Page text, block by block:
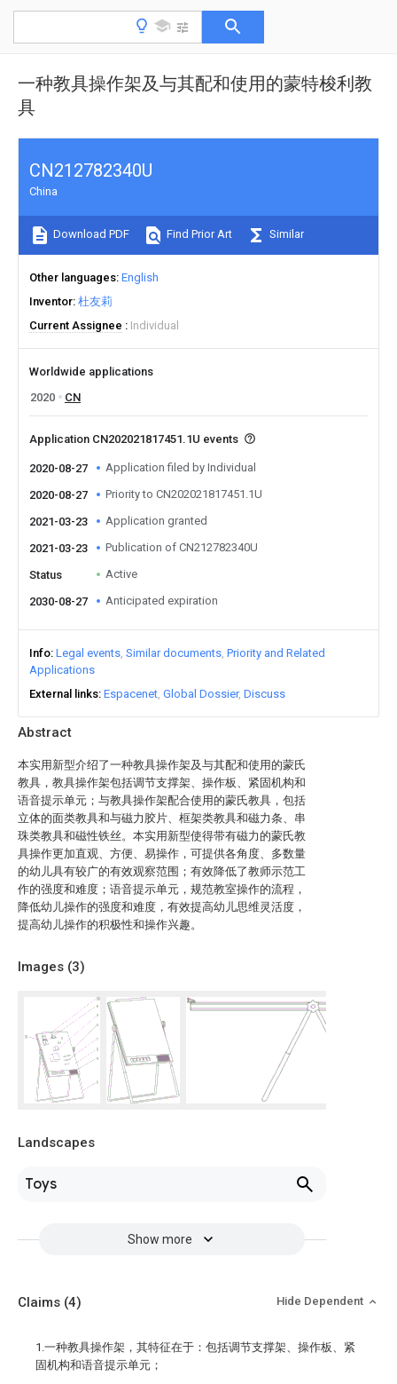
一种教具操作架及与其配和使用的蒙特梭利教
具
Abstract
本实用新型介绍了一种教具操作架及与其配和使用的蒙氏
教具，教具操作架包括调节支撑架、操作板、紧固机构和
语音提示单元；与教具操作架配合使用的蒙氏教具，包括
立体的面类教具和与磁力胶片、框架类教具和磁力条、串
珠类教具和磁性铁丝。本实用新型使得带有磁力的蒙氏教
具操作更加直观、方便、易操作，可提供各角度、多数量
的幼儿具有较广的有效观察范围；有效降低了教师示范工
作的强度和难度；语音提示单元，规范教室操作的流程，
降低幼儿操作的强度和难度，有效提高幼儿思维灵活度，
提高幼儿操作的积极性和操作兴趣。
Images (3)
Landscapes
Toys
Show more
CN212782340U
China
Download PDF Find Prior Art Similar
Other languages English
Inventor 杜友莉
Current Assignee
Individual
Worldwide applications
2020
CN
Application CN202021817451.1U events
2020-08-27 Application filed by Individual
2020-08-27 Priority to CN202021817451.1U
2021-03-23 Application granted
2021-03-23 Publication of CN212782340U
Status Active
2030-08-27 Anticipated expiration
Info Legal events Similar documents Priority and Related
Applications
External links Espacenet Global Dossier Discuss
Claims (4) Hide Dependent
1.一种教具操作架，其特征在于：包括调节支撑架、操作板、紧
固机构和语音提示单元；